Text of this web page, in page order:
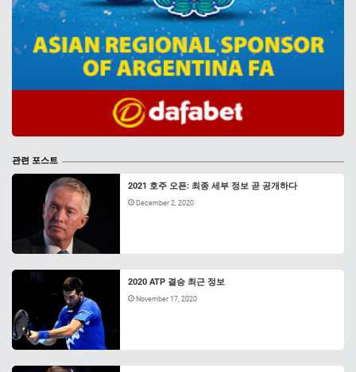
관련 포스트
2021 호주 오픈: 최종 세부 정보 곧 공개하다
December 2, 2020
2020 ATP 결승 최근 정보
November 17, 2020